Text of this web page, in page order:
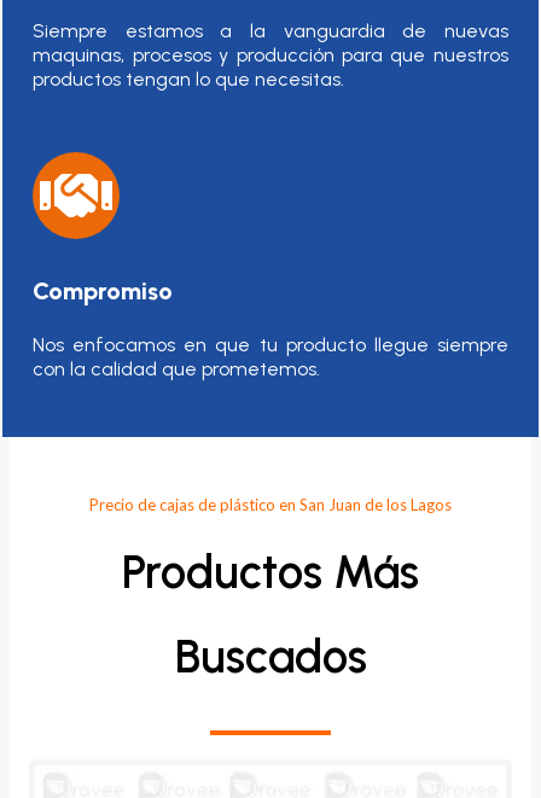
Siempre estamos a la vanguardia de nuevas
maquinas, procesos y producción para que nuestros
productos tengan lo que necesitas.
Compromiso
Nos enfocamos en que tu producto llegue siempre
con la calidad que prometemos.
Precio de cajas de plástico en San Juan de los Lagos
Productos Más
Buscados